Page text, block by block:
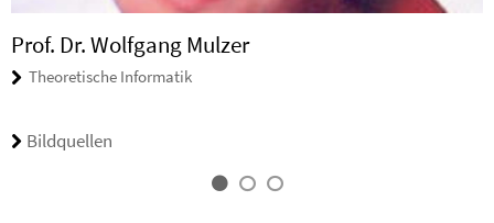
Prof. Dr. Wolfgang Mulzer
Theoretische Informatik
Bildquellen